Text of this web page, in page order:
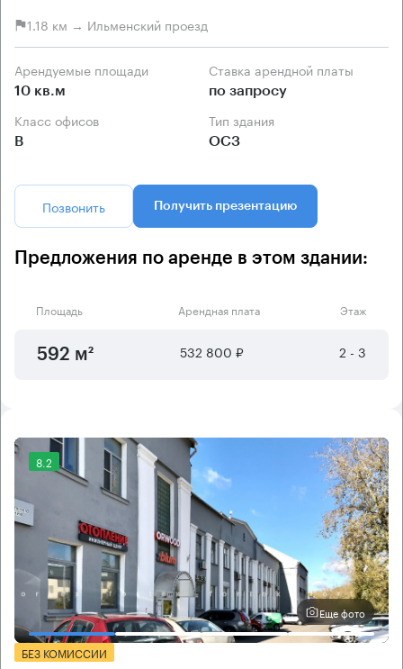
1.18 км → Ильменский проезд
Арендуемые площади
10 кв.м
Ставка арендной платы
по запросу
Класс офисов
B
Тип здания
ОСЗ
Позвонить Получить презентацию
Предложения по аренде в этом здании:
Площадь Арендная плата Этаж
592 м² 532 800 ₽ 2 - 3
8.2
Еще фото
БЕЗ КОМИССИИ